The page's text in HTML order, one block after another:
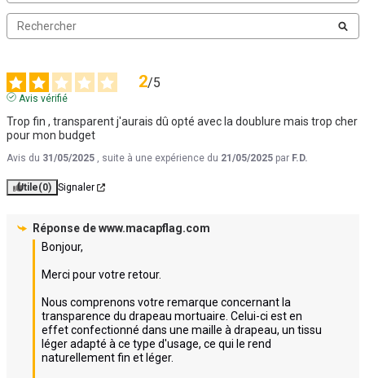
2/5
Avis vérifié
Trop fin , transparent j'aurais dû opté avec la doublure mais trop cher
pour mon budget
Avis du 31/05/2025 , suite à une expérience du 21/05/2025 par F.D.
Utile(0) Signaler
Réponse dewww.macapflag.com
Bonjour,
Merci pour votre retour.
Nous comprenons votre remarque concernant la
transparence du drapeau mortuaire. Celui-ci est en
effet confectionné dans une maille à drapeau, un tissu
léger adapté à ce type d'usage, ce qui le rend
naturellement fin et léger.